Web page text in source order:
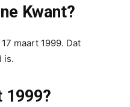
Kwant?
maart 1999. Dat
is.
1999?